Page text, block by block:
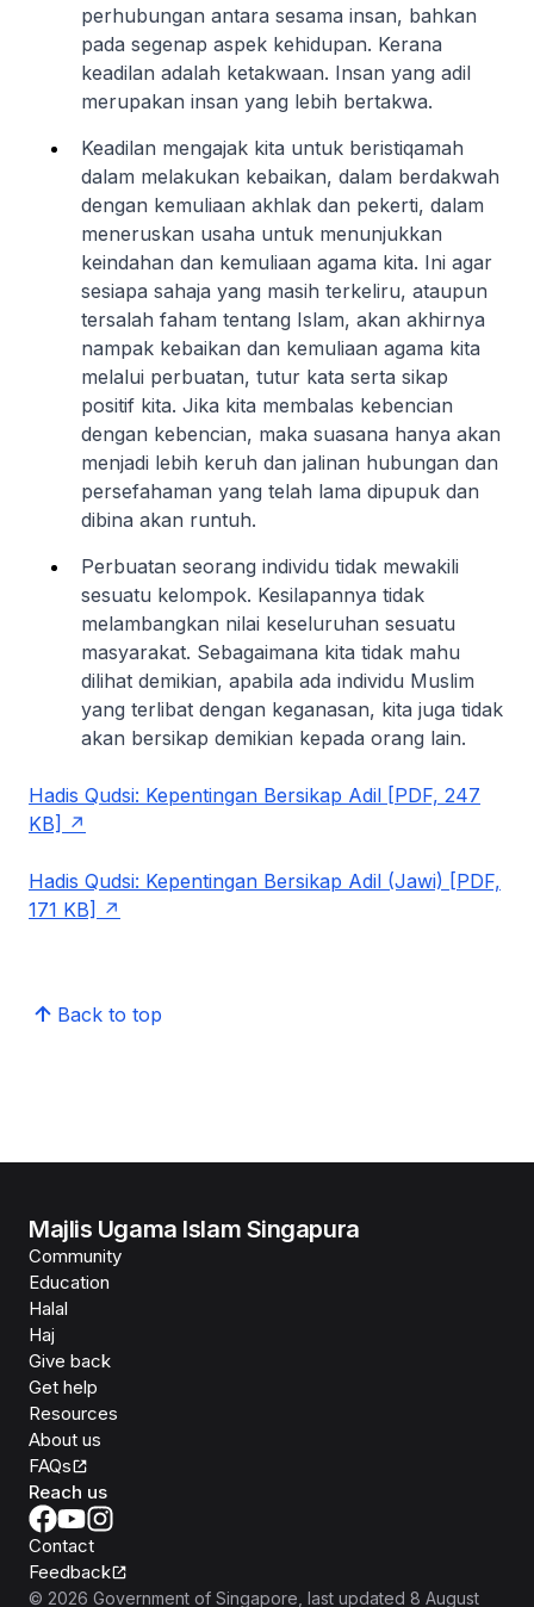
perhubungan antara sesama insan, bahkan
pada segenap aspek kehidupan. Kerana
keadilan adalah ketakwaan. Insan yang adil
merupakan insan yang lebih bertakwa.
Keadilan mengajak kita untuk beristiqamah
dalam melakukan kebaikan, dalam berdakwah
dengan kemuliaan akhlak dan pekerti, dalam
meneruskan usaha untuk menunjukkan
keindahan dan kemuliaan agama kita. Ini agar
sesiapa sahaja yang masih terkeliru, ataupun
tersalah faham tentang Islam, akan akhirnya
nampak kebaikan dan kemuliaan agama kita
melalui perbuatan, tutur kata serta sikap
positif kita. Jika kita membalas kebencian
dengan kebencian, maka suasana hanya akan
menjadi lebih keruh dan jalinan hubungan dan
persefahaman yang telah lama dipupuk dan
dibina akan runtuh.
Perbuatan seorang individu tidak mewakili
sesuatu kelompok. Kesilapannya tidak
melambangkan nilai keseluruhan sesuatu
masyarakat. Sebagaimana kita tidak mahu
dilihat demikian, apabila ada individu Muslim
yang terlibat dengan keganasan, kita juga tidak
akan bersikap demikian kepada orang lain.
Hadis Qudsi: Kepentingan Bersikap Adil [PDF, 247
KB]
Hadis Qudsi: Kepentingan Bersikap Adil (Jawi) [PDF,
171 KB]
Back to top
Majlis Ugama Islam Singapura
Community
Education
Halal
Haj
Give back
Get help
Resources
About us
FAQs
Reach us
Contact
Feedback
© 2026 Government of Singapore , last updated 8 August